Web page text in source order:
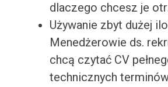
dlaczego chcesz je
Używanie zbyt dużej
Menedżerowie ds.
chcą czytać CV
technicznych